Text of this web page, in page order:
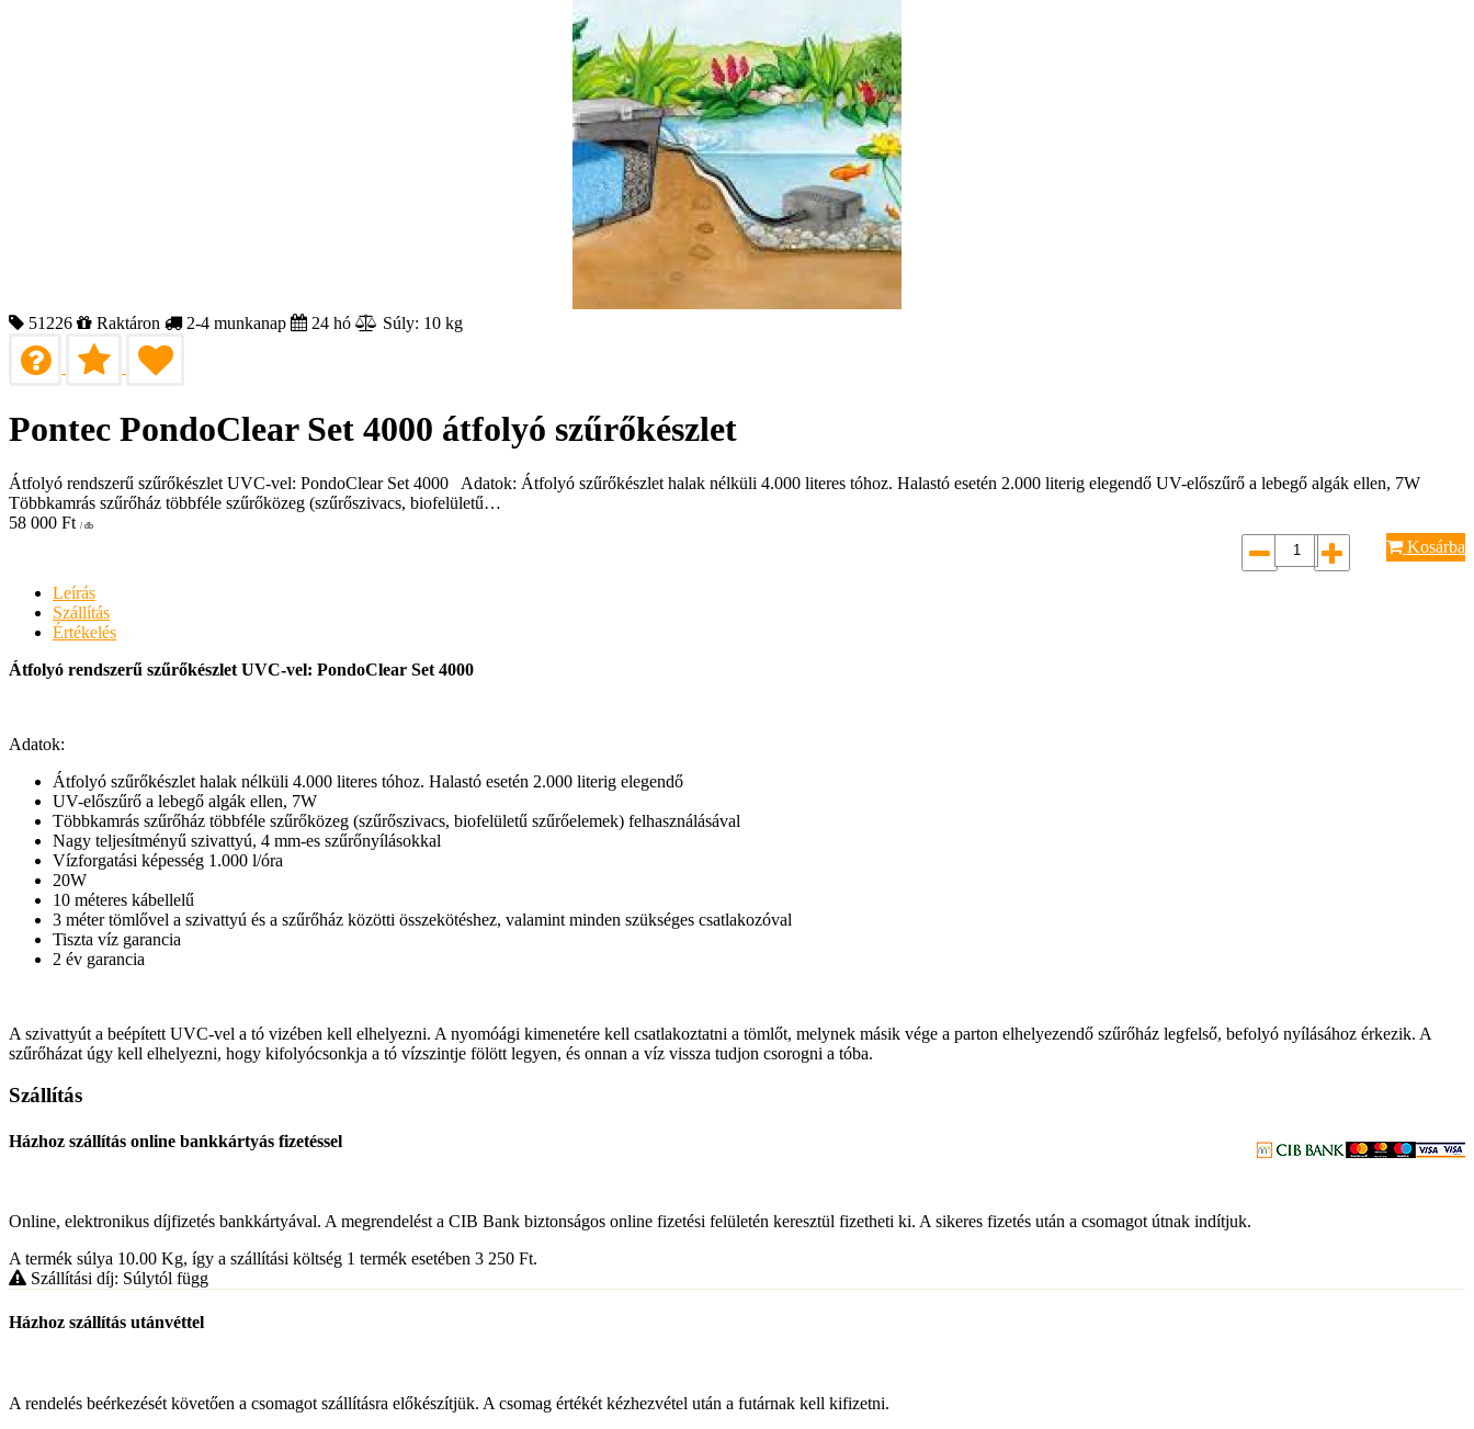
51226 Raktáron 2-4 munkanap 24 hó Súly: 10 kg
Pontec PondoClear Set 4000 átfolyó szűrőkészlet
Átfolyó rendszerű szűrőkészlet UVC-vel: PondoClear Set 4000 Adatok: Átfolyó szűrőkészlet halak nélküli 4.000 literes tóhoz. Halastó esetén 2.000 literig elegendő UV-előszűrő a lebegő algák ellen, 7W
Többkamrás szűrőház többféle szűrőközeg (szűrőszivacs, biofelületű…
58 000 Ft / db
Kosárba
Leírás
Szállítás
Értékelés
Átfolyó rendszerű szűrőkészlet UVC-vel: PondoClear Set 4000
Adatok:
Átfolyó szűrőkészlet halak nélküli 4.000 literes tóhoz. Halastó esetén 2.000 literig elegendő
UV-előszűrő a lebegő algák ellen, 7W
Többkamrás szűrőház többféle szűrőközeg (szűrőszivacs, biofelületű szűrőelemek) felhasználásával
Nagy teljesítményű szivattyú, 4 mm-es szűrőnyílásokkal
Vízforgatási képesség 1.000 l/óra
20W
10 méteres kábellelű
3 méter tömlővel a szivattyú és a szűrőház közötti összekötéshez, valamint minden szükséges csatlakozóval
Tiszta víz garancia
2 év garancia
A szivattyút a beépített UVC-vel a tó vizében kell elhelyezni. A nyomóági kimenetére kell csatlakoztatni a tömlőt, melynek másik vége a parton elhelyezendő szűrőház legfelső, befolyó nyílásához érkezik. A
szűrőházat úgy kell elhelyezni, hogy kifolyócsonkja a tó vízszintje fölött legyen, és onnan a víz vissza tudjon csorogni a tóba.
Szállítás
Házhoz szállítás online bankkártyás fizetéssel
Online, elektronikus díjfizetés bankkártyával. A megrendelést a CIB Bank biztonságos online fizetési felületén keresztül fizetheti ki. A sikeres fizetés után a csomagot útnak indítjuk.
A termék súlya 10.00 Kg, így a szállítási költség 1 termék esetében 3 250 Ft.
Szállítási díj: Súlytól függ
Házhoz szállítás utánvéttel
A rendelés beérkezését követően a csomagot szállításra előkészítjük. A csomag értékét kézhezvétel után a futárnak kell kifizetni.